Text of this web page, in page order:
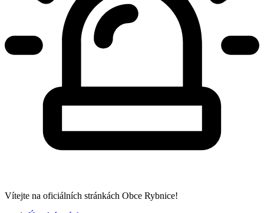
Vítejte na oficiálních stránkách Obce Rybnice!